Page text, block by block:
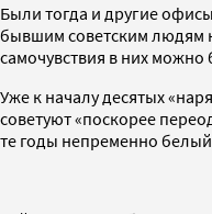
Были тогда и другие
бывшим советским людям
самочувствия в них можно
Уже к началу десятых
советуют «поскорее
те годы непременно